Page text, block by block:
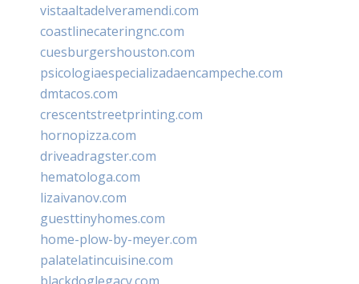
vistaaltadelveramendi.com
coastlinecateringnc.com
cuesburgershouston.com
psicologiaespecializadaencampeche.com
dmtacos.com
crescentstreetprinting.com
hornopizza.com
driveadragster.com
hematologa.com
lizaivanov.com
guesttinyhomes.com
home-plow-by-meyer.com
palatelatincuisine.com